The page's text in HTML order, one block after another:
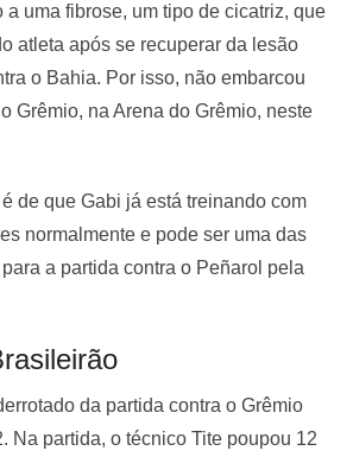
a uma fibrose, um tipo de cicatriz, que
atleta após se recuperar da lesão
o Bahia. Por isso, não embarcou
Grêmio, na Arena do Grêmio, neste
de que Gabi já está treinando com
normalmente e pode ser uma das
a partida contra o Peñarol pela
da partida contra o Grêmio
Na partida, o técnico Tite poupou 12